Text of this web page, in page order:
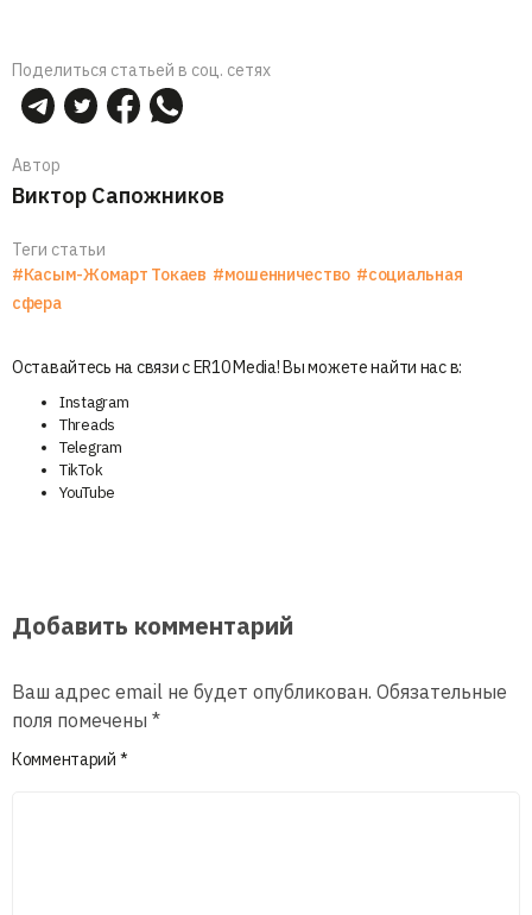
Поделиться статьей в соц. сетях
Автор
Виктор Сапожников
Теги статьи
#Касым-Жомарт Токаев #мошенничество #социальная
сфера
Оставайтесь на связи с ER10 Media! Вы можете найти нас в:
Instagram
Threads
Telegram
TikTok
YouTube
Добавить комментарий
Ваш адрес email не будет опубликован. Обязательные
поля помечены *
Комментарий *